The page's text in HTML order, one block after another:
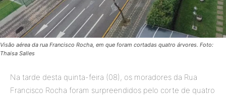
Visão aérea da rua Francisco Rocha, em que foram cortadas quatro árvores. Foto:
Thaisa Salles
Na tarde desta quinta-feira (08), os moradores da Rua
Francisco Rocha foram surpreendidos pelo corte de quatro